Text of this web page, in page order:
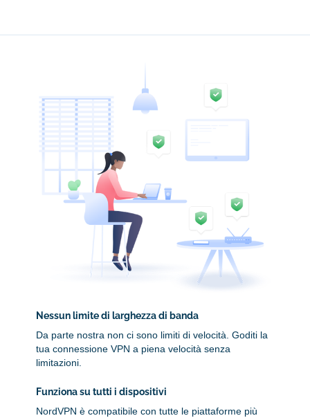
Nessun limite di larghezza di banda
Da parte nostra non ci sono limiti di velocità. Goditi la
tua connessione VPN a piena velocità senza
limitazioni.
Funziona su tutti i dispositivi
NordVPN è compatibile con tutte le piattaforme più